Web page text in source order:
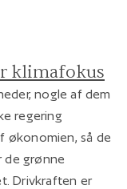
klimafokus
nogle af dem
regering
økonomien, så de
de grønne
Drivkraften er